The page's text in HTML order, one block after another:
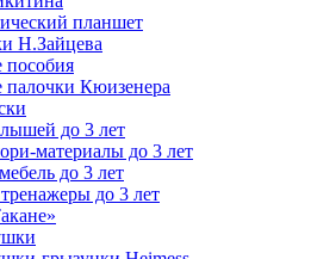
планшет
Н.Зайцева
Кюизенера
до 3 лет
материалы до 3 лет
до 3 лет
до 3 лет